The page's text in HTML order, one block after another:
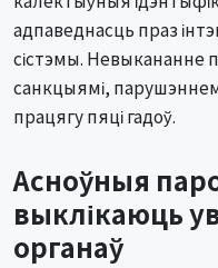
адпаведнасць праз
сістэмы. Невыкананне
санкцыямі, парушэннем
працягу пяці гадоў.
Асноўныя
выклікаюць
органаў